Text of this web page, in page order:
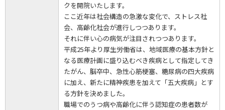
クを開院いたします。
ここ近年は社会構造の急激な変化で、ストレス社
会、高齢化社会が進行しつつあります。
それに伴い心の病気が注目されつつあります。
平成25年より厚生労働省は、地域医療の基本方針と
なる医療計画に盛り込むべき疾病として指定してき
たがん、脳卒中、急性心筋梗塞、糖尿病の四大疾病
に加え、新たに精神疾患を加えて「五大疾病」とす
る方針を決めました。
職場でのうつ病や高齢化に伴う認知症の患者数が